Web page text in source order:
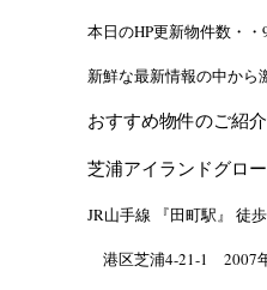
本日のHP更新物件数・・
新鮮な最新情報の中から
おすすめ物件のご紹介
芝浦アイランドグロ
JR山手線 『田町駅』 徒
港区芝浦4-21-1 2007